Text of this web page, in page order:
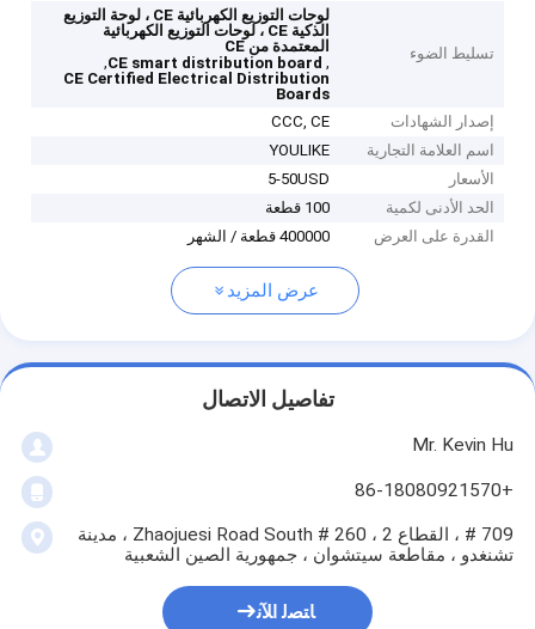
تسليط الضوء
لوحات التوزيع الكهربائية CE ، لوحة التوزيع
الذكية CE ، لوحات التوزيع الكهربائية
المعتمدة من CE
,
CE smart distribution board
,
CE Certified Electrical Distribution
Boards
إصدار الشهادات
CCC, CE
اسم العلامة التجارية
YOULIKE
الأسعار
5-50USD
الحد الأدنى لكمية
100 قطعة
القدرة على العرض
400000 قطعة / الشهر
عرض المزيد
تفاصيل الاتصال
Mr. Kevin Hu
+86-18080921570
709 # ، القطاع 2 ، 260 # Zhaojuesi Road South ، مدينة
تشنغدو ، مقاطعة سيتشوان ، جمهورية الصين الشعبية
ﺎﺘﺼﻟ ﺍﻶﻧ